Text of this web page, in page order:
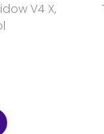
V4 X,